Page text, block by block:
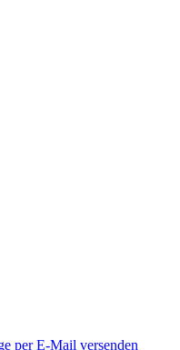
per E-Mail versenden